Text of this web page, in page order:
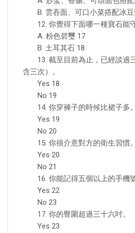
B. 雲吞面、可口小菜搭配冰豆
12. 你覺得下面哪一種寶石能
A. 粉色碧璽 17
B. 土耳其石 18
13. 截至目前為止，已經談過
含三次）。
Yes 18
No 19
14. 你穿褲子的時候比裙子多。
Yes 19
No 20
15. 你很介意對方的衛生習慣。
Yes 20
No 21
16. 你能記得五個以上的手機
Yes 22
No 23
17. 你的臀圍超過三十六吋。
Yes 23